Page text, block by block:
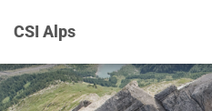
CSI Alps